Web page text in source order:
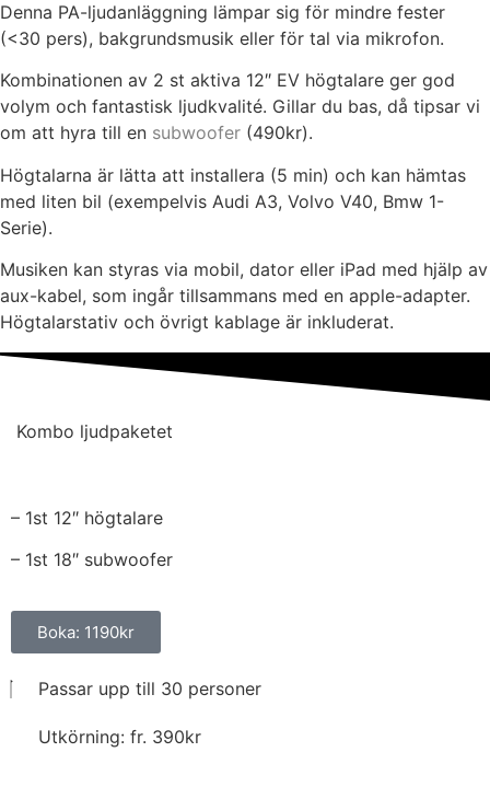
Denna PA-ljudanläggning lämpar sig för mindre fester
(<30 pers), bakgrundsmusik eller för tal via mikrofon.
Kombinationen av 2 st aktiva 12″ EV högtalare ger god
volym och fantastisk ljudkvalité. Gillar du bas, då tipsar vi
om att hyra till en subwoofer (490kr).
Högtalarna är lätta att installera (5 min) och kan hämtas
med liten bil (exempelvis Audi A3, Volvo V40, Bmw 1-
Serie).
Musiken kan styras via mobil, dator eller iPad med hjälp av
aux-kabel, som ingår tillsammans med en apple-adapter.
Högtalarstativ och övrigt kablage är inkluderat.
Kombo ljudpaketet
– 1st 12″ högtalare
– 1st 18″ subwoofer
Boka: 1190kr
Passar upp till 30 personer
Utkörning: fr. 390kr